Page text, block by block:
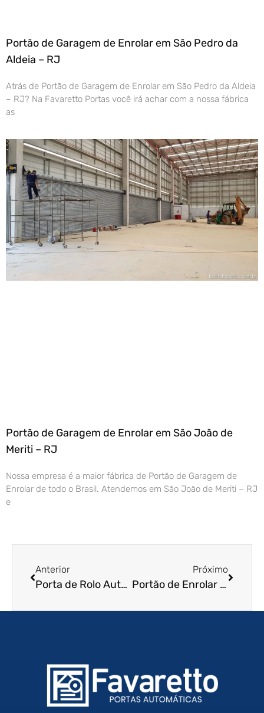
Portão de Garagem de Enrolar em São Pedro da
Aldeia – RJ
Atrás de Portão de Garagem de Enrolar em São Pedro da Aldeia
– RJ? Na Favaretto Portas você irá achar com a nossa fábrica
as
Portão de Garagem de Enrolar em São João de
Meriti – RJ
Nossa empresa é a maior fábrica de Portão de Garagem de
Enrolar de todo o Brasil. Atendemos em São João de Meriti – RJ
e
Anterior
Porta de Rolo Automática em Tatuí – SP
Próximo
Portão de Enrolar Automático em Belém – PA